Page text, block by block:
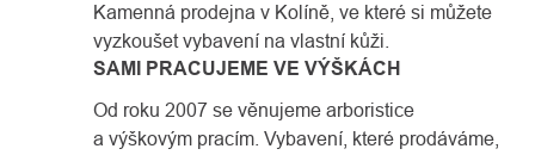
Kamenná prodejna v Kolíně, ve které si můžete
vyzkoušet vybavení na vlastní kůži.
SAMI PRACUJEME VE VÝŠKÁCH
Od roku 2007 se věnujeme arboristice
a výškovým pracím. Vybavení, které prodáváme,